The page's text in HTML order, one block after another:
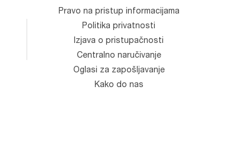
Pravo na pristup informacijama
Politika privatnosti
Izjava o pristupačnosti
Centralno naručivanje
Oglasi za zapošljavanje
Kako do nas